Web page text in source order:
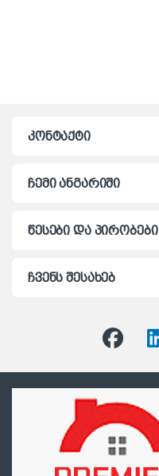
კონტაქტი
ჩემი ანგარიში
წესები და პირობები
ჩვენს შესახებ